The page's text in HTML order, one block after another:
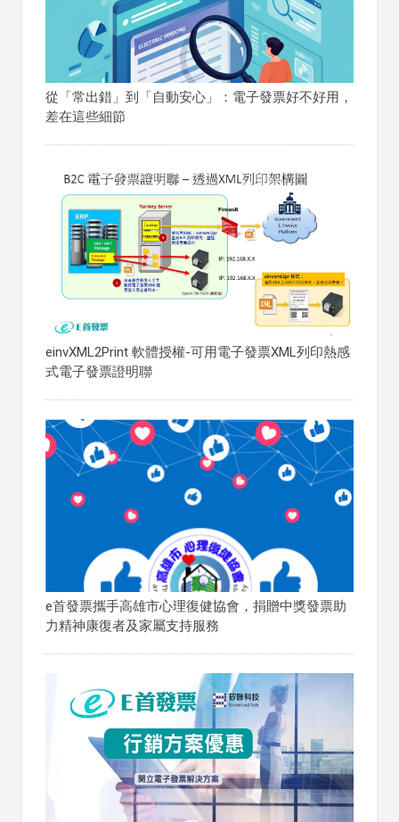
從「常出錯」到「自動安心」：電子發票好不好用，
差在這些細節
einvXML2Print 軟體授權-可用電子發票XML列印熱感
式電子發票證明聯
e首發票攜手高雄市心理復健協會，捐贈中獎發票助
力精神康復者及家屬支持服務